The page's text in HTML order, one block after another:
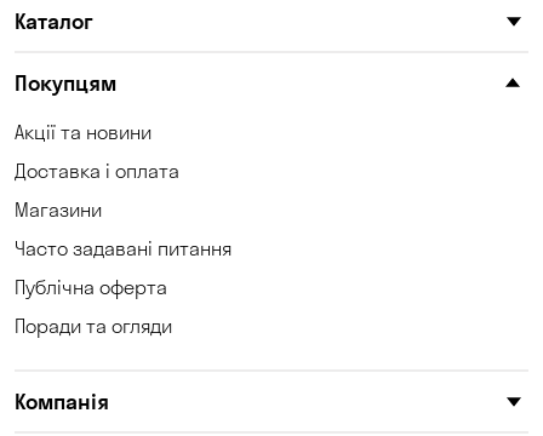
Котівка
Кошари
Крюківщина
Каталог
Покупцям
Акції та новини
Доставка і оплата
Магазини
Часто задавані питання
Публічна оферта
Поради та огляди
Компанія